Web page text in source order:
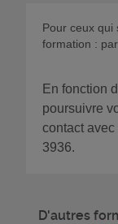
Pour ceux qui
formation :
En fonction
poursuivre
contact
3936.
D'autres